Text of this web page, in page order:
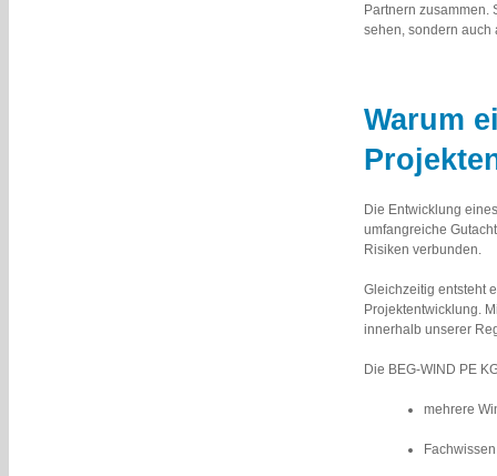
Partnern zusammen.
sehen, sondern auch
Warum
Die Entwicklung
umfangreiche
Risiken verbunden.
Gleichzeitig entsteht
Projektentwicklung.
innerhalb unserer
Die BEG-WIND PE
mehrere